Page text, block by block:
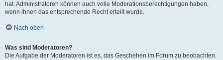
hat. Administratoren können auch volle Moderationsberechtigungen haben,
wenn ihnen das entsprechende Recht erteilt wurde.
Nach oben
Was sind Moderatoren?
Die Aufgabe der Moderatoren ist es, das Geschehen im Forum zu beobachten.